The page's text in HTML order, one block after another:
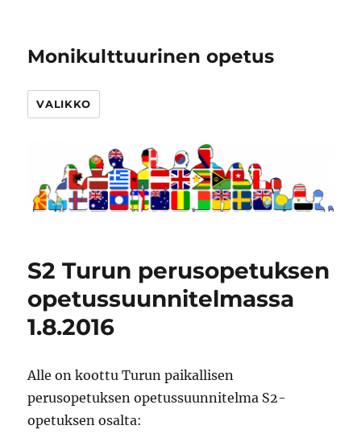
Monikulttuurinen opetus
VALIKKO
S2 Turun perusopetuksen
opetussuunnitelmassa
1.8.2016
Alle on koottu Turun paikallisen
perusopetuksen opetussuunnitelma S2-
opetuksen osalta: